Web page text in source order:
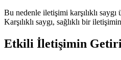
Bu nedenle iletişimi karşılıklı
Karşılıklı saygı, sağlıklı bir
Etkili İletişimin